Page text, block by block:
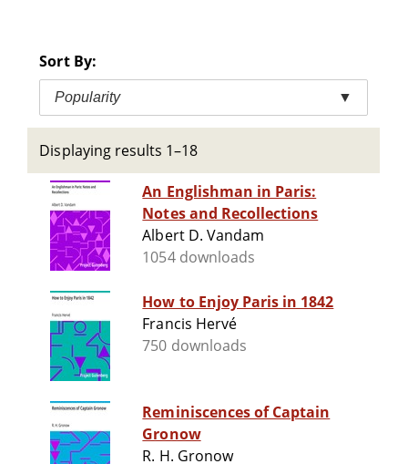
Sort By:
Popularity ▼
Displaying results 1–18
An Englishman in Paris:
Notes and Recollections
Albert D. Vandam
1054 downloads
How to Enjoy Paris in 1842
Francis Hervé
750 downloads
Reminiscences of Captain
Gronow
R. H. Gronow